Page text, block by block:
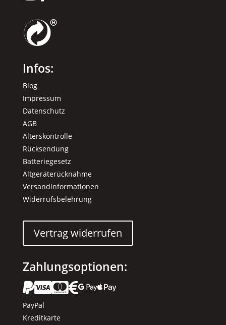
Infos:
Blog
Impressum
Datenschutz
AGB
Alterskontrolle
Rücksendung
Batteriegesetz
Altgeräterücknahme
Versandinformationen
Widerrufsbelehrung
Vertrag widerrufen
Zahlungsoptionen:
 
PayPal
Kreditkarte